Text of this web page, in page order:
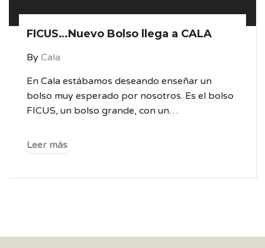
FICUS…Nuevo Bolso llega a CALA
By Cala
En Cala estábamos deseando enseñar un
bolso muy esperado por nosotros. Es el bolso
FICUS, un bolso grande, con un…
Leer más